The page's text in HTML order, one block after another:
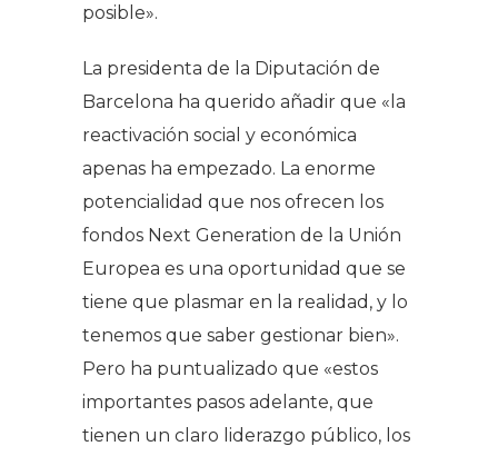
posible».
La presidenta de la Diputación de
Barcelona ha querido añadir que «la
reactivación social y económica
apenas ha empezado. La enorme
potencialidad que nos ofrecen los
fondos Next Generation de la Unión
Europea es una oportunidad que se
tiene que plasmar en la realidad, y lo
tenemos que saber gestionar bien».
Pero ha puntualizado que «estos
importantes pasos adelante, que
tienen un claro liderazgo público, los